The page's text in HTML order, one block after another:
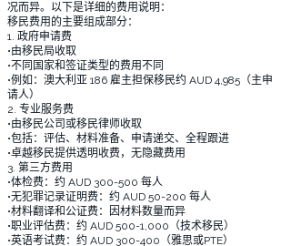
况而异。以下是详细的费用说明：
移民费用的主要组成部分：
1. 政府申请费
•由移民局收取
•不同国家和签证类型的费用不同
•例如：澳大利亚 186 雇主担保移民约 AUD 4,985（主申
请人）
2. 专业服务费
•由移民公司或移民律师收取
•包括：评估、材料准备、申请递交、全程跟进
•卓越移民提供透明收费，无隐藏费用
3. 第三方费用
•体检费：约 AUD 300-500 每人
•无犯罪记录证明费：约 AUD 50-200 每人
•材料翻译和公证费：因材料数量而异
•职业评估费：约 AUD 500-1,000（技术移民）
•英语考试费：约 AUD 300-400（雅思或PTE）